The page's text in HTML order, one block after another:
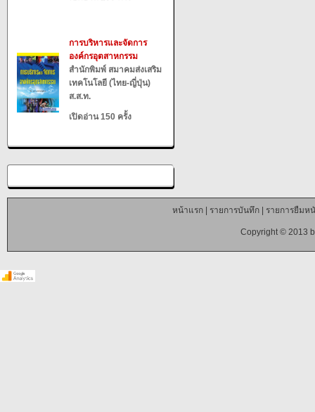
การบริหารและจัดการ
องค์กรอุตสาหกรรม
สำนักพิมพ์ สมาคมส่งเสริม
เทคโนโลยี (ไทย-ญี่ปุ่น)
ส.ส.ท.
เปิดอ่าน 150 ครั้ง
หน้าแรก| รายการบันทึก| รายการยืมห
Copyright © 2013